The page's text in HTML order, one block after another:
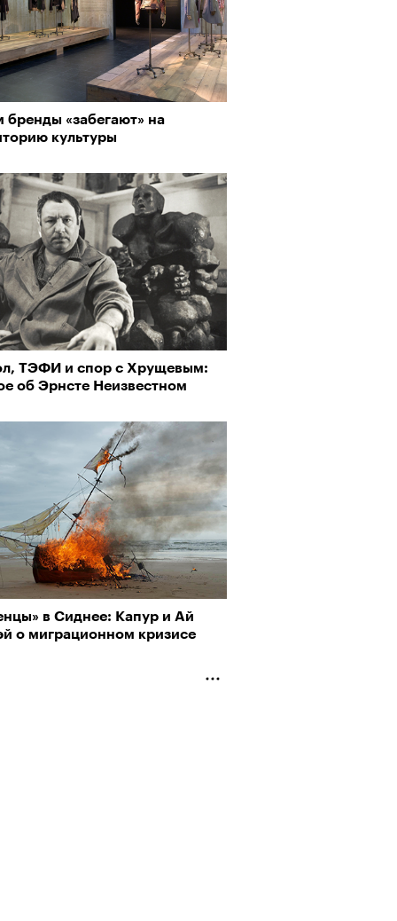
бренды «забегают» на
культуры
ТЭФИ и спор с Хрущевым:
об Эрнсте Неизвестном
в Сиднее: Капур и Ай
о миграционном кризисе
первую резиденцию
важны гормоны стресса
ли прийти
спорт без